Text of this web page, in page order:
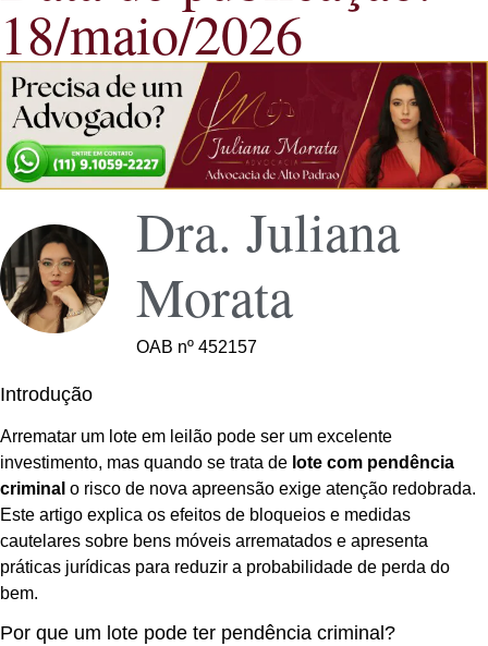
18/maio/2026
Dra. Juliana
Morata
OAB nº 452157
Introdução
Arrematar um lote em leilão pode ser um excelente
investimento, mas quando se trata de lote com pendência
criminal o risco de nova apreensão exige atenção redobrada.
Este artigo explica os efeitos de bloqueios e medidas
cautelares sobre bens móveis arrematados e apresenta
práticas jurídicas para reduzir a probabilidade de perda do
bem.
Por que um lote pode ter pendência criminal?